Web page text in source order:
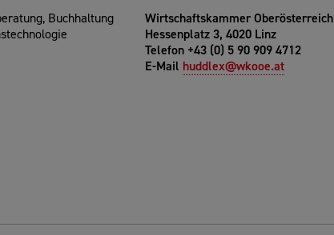
Buchhaltung
Wirtschaftskammer Oberösterreich
Hessenplatz 3, 4020 Linz
Telefon +43 (0) 5 90 909 4712
E-Mail huddlex@wkooe.at